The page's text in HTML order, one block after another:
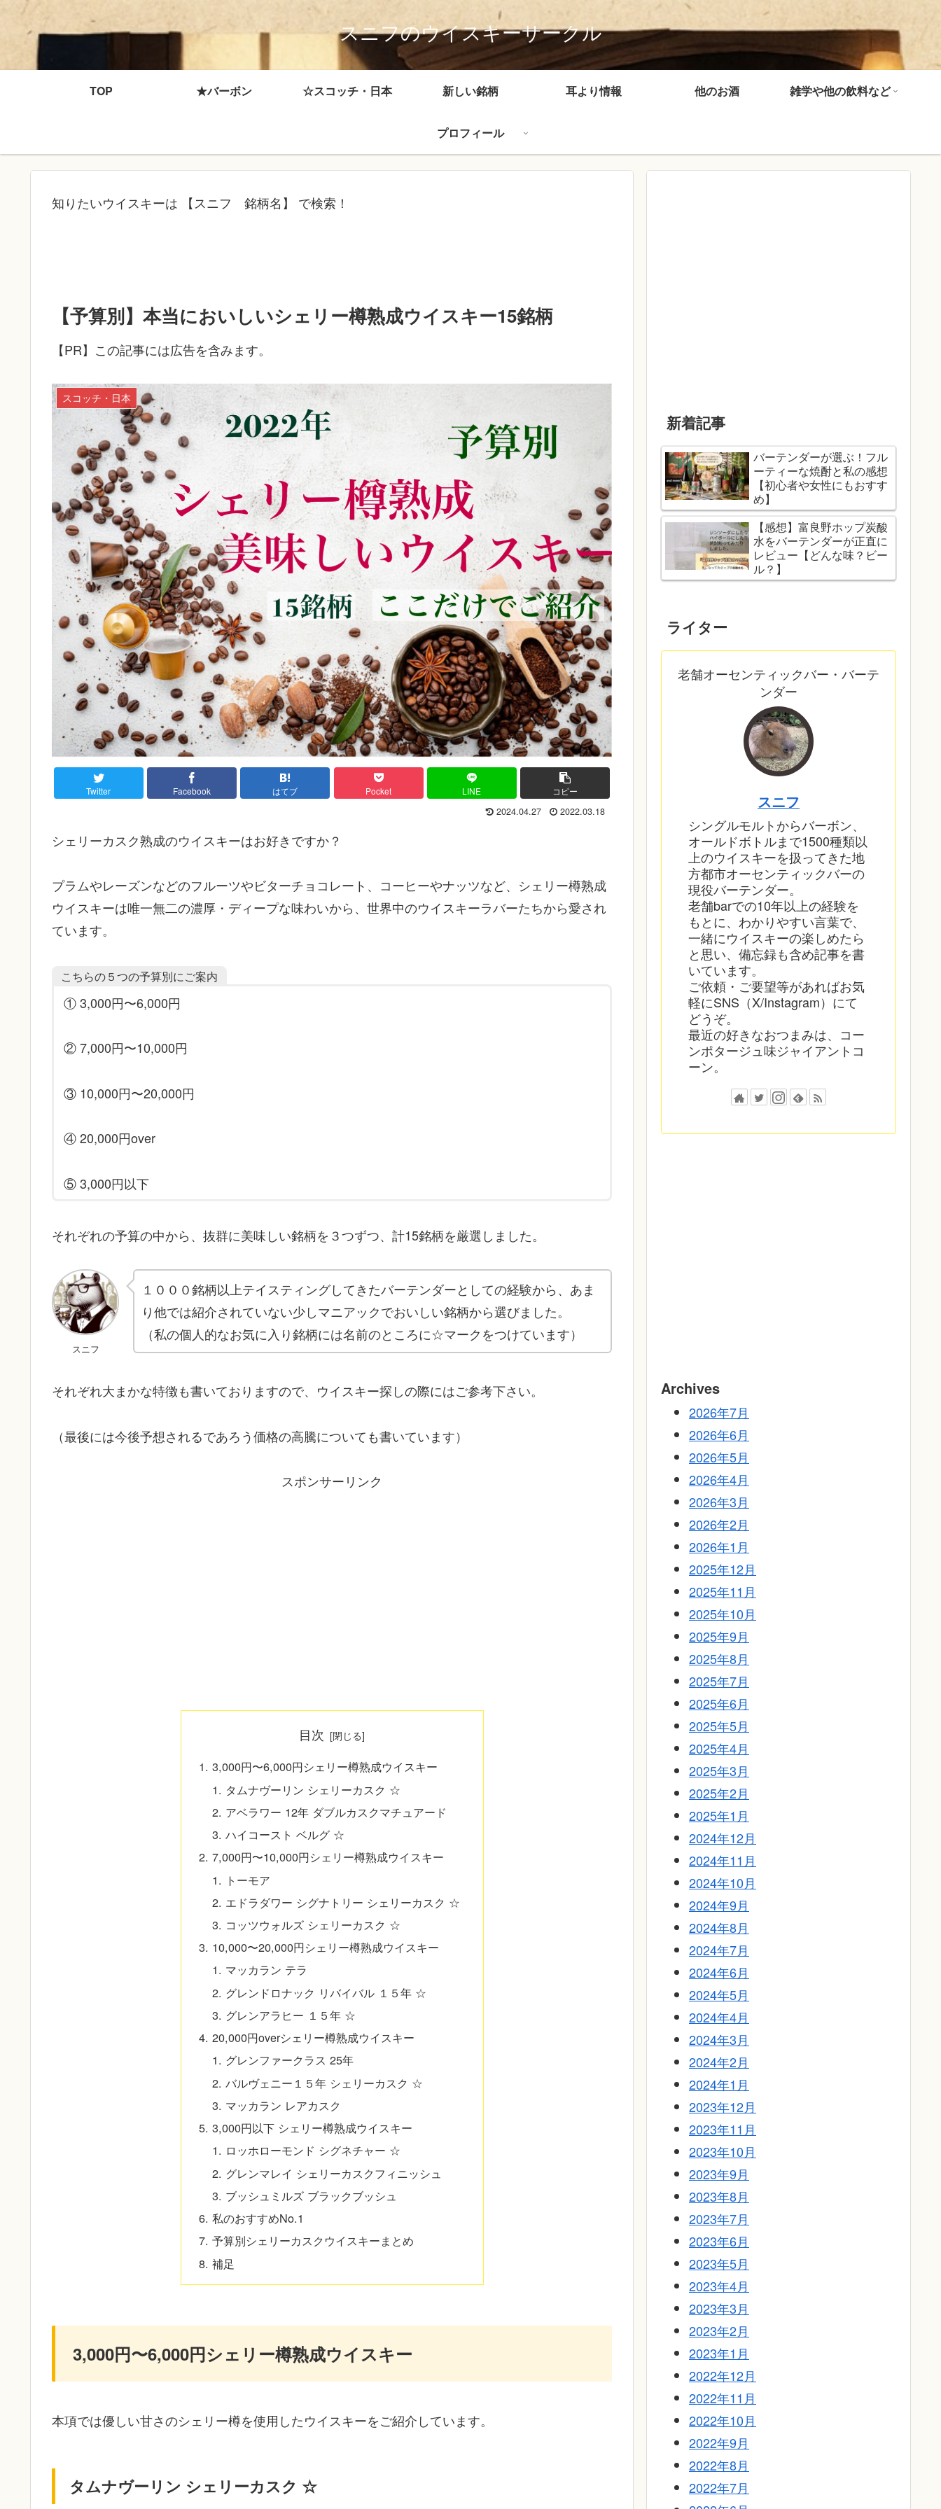
スニフのウイスキーサークル
TOP ★バーボン ☆スコッチ・日本 新しい銘柄 耳より情報 他のお酒 雑学や他の飲料など
プロフィール
知りたいウイスキーは 【スニフ 銘柄名】 で検索！
【予算別】本当においしいシェリー樽熟成ウイスキー15銘柄
【PR】この記事には広告を含みます。
スコッチ・日本
Twitter Facebook はてブ Pocket LINE コピー
2024.04.27 2022.03.18
シェリーカスク熟成のウイスキーはお好きですか？
プラムやレーズンなどのフルーツやビターチョコレート、コーヒーやナッツなど、シェリー樽熟成
ウイスキーは唯一無二の濃厚・ディープな味わいから、世界中のウイスキーラバーたちから愛され
ています。
こちらの５つの予算別にご案内
① 3,000円〜6,000円
② 7,000円〜10,000円
③ 10,000円〜20,000円
④ 20,000円over
⑤ 3,000円以下
それぞれの予算の中から、抜群に美味しい銘柄を３つずつ、計15銘柄を厳選しました。
スニフ
１０００銘柄以上テイスティングしてきたバーテンダーとしての経験から、あま
り他では紹介されていない少しマニアックでおいしい銘柄から選びました。
（私の個人的なお気に入り銘柄には名前のところに☆マークをつけています）
それぞれ大まかな特徴も書いておりますので、ウイスキー探しの際にはご参考下さい。
（最後には今後予想されるであろう価格の高騰についても書いています）
スポンサーリンク
目次
3,000円〜6,000円シェリー樽熟成ウイスキー
タムナヴーリン シェリーカスク ☆
アベラワー 12年 ダブルカスクマチュアード
ハイコースト ベルグ ☆
7,000円〜10,000円シェリー樽熟成ウイスキー
トーモア
エドラダワー シグナトリー シェリーカスク ☆
コッツウォルズ シェリーカスク ☆
10,000〜20,000円シェリー樽熟成ウイスキー
マッカラン テラ
グレンドロナック リバイバル １５年 ☆
グレンアラヒー １５年 ☆
20,000円overシェリー樽熟成ウイスキー
グレンファークラス 25年
バルヴェニー１５年 シェリーカスク ☆
マッカラン レアカスク
3,000円以下 シェリー樽熟成ウイスキー
ロッホローモンド シグネチャー ☆
グレンマレイ シェリーカスクフィニッシュ
ブッシュミルズ ブラックブッシュ
私のおすすめNo.1
予算別シェリーカスクウイスキーまとめ
補足
3,000円〜6,000円シェリー樽熟成ウイスキー
本項では優しい甘さのシェリー樽を使用したウイスキーをご紹介しています。
タムナヴーリン シェリーカスク ☆
新着記事
バーテンダーが選ぶ！フル
ーティーな焼酎と私の感想
【初心者や女性にもおすす
め】
【感想】富良野ホップ炭酸
水をバーテンダーが正直に
レビュー【どんな味？ビー
ル？】
ライター
老舗オーセンティックバー・バーテ
ンダー
スニフ
シングルモルトからバーボン、
オールドボトルまで1500種類以
上のウイスキーを扱ってきた地
方都市オーセンティックバーの
現役バーテンダー。
老舗barでの10年以上の経験を
もとに、わかりやすい言葉で、
一緒にウイスキーの楽しめたら
と思い、備忘録も含め記事を書
いています。
ご依頼・ご要望等があればお気
軽にSNS（X/Instagram）にて
どうぞ。
最近の好きなおつまみは、コー
ンポタージュ味ジャイアントコ
ーン。
Archives
2026年7月
2026年6月
2026年5月
2026年4月
2026年3月
2026年2月
2026年1月
2025年12月
2025年11月
2025年10月
2025年9月
2025年8月
2025年7月
2025年6月
2025年5月
2025年4月
2025年3月
2025年2月
2025年1月
2024年12月
2024年11月
2024年10月
2024年9月
2024年8月
2024年7月
2024年6月
2024年5月
2024年4月
2024年3月
2024年2月
2024年1月
2023年12月
2023年11月
2023年10月
2023年9月
2023年8月
2023年7月
2023年6月
2023年5月
2023年4月
2023年3月
2023年2月
2023年1月
2022年12月
2022年11月
2022年10月
2022年9月
2022年8月
2022年7月